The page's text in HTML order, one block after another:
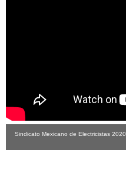
Sindicato Mexicano de Electricistas 2020